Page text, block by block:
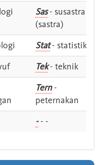
Sas- susastra -
(sastra)
Stat- statistik
Tek- teknik
Tern-
peternakan
-- -